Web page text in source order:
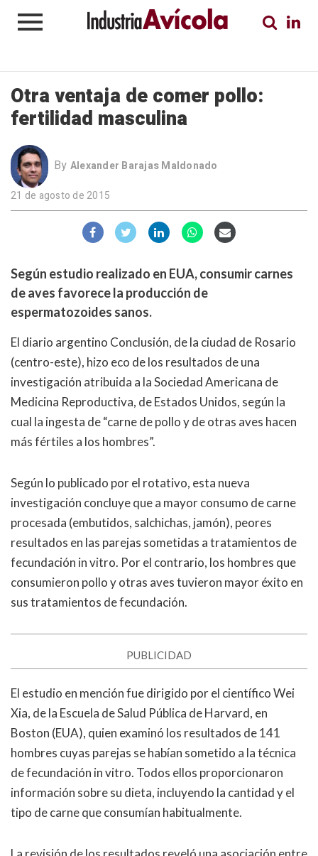
Otra ventaja de comer pollo:
fertilidad masculina
By Alexander Barajas Maldonado
21 de agosto de 2015
Según estudio realizado en EUA, consumir carnes
de aves favorece la producción de
espermatozoides sanos.
El diario argentino Conclusión, de la ciudad de Rosario
(centro-este), hizo eco de los resultados de una
investigación atribuida a la Sociedad Americana de
Medicina Reproductiva, de Estados Unidos, según la
cual la ingesta de “carne de pollo y de otras aves hacen
más fértiles a los hombres”.
Según lo publicado por el rotativo, esta nueva
investigación concluye que a mayor consumo de carne
procesada (embutidos, salchichas, jamón), peores
resultados en las parejas sometidas a tratamientos de
fecundación in vitro. Por el contrario, los hombres que
consumieron pollo y otras aves tuvieron mayor éxito en
sus tratamientos de fecundación.
PUBLICIDAD
El estudio en mención fue dirigido por el científico Wei
Xia, de la Escuela de Salud Pública de Harvard, en
Boston (EUA), quien examinó los resultados de 141
hombres cuyas parejas se habían sometido a la técnica
de fecundación in vitro. Todos ellos proporcionaron
información sobre su dieta, incluyendo la cantidad y el
tipo de carne que consumían habitualmente.